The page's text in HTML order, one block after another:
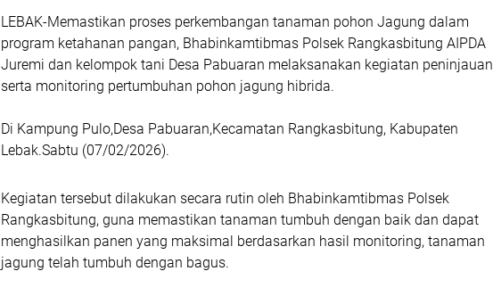
LEBAK-Memastikan proses perkembangan tanaman pohon Jagung dalam
program ketahanan pangan, Bhabinkamtibmas Polsek Rangkasbitung AIPDA
Juremi dan kelompok tani Desa Pabuaran melaksanakan kegiatan peninjauan
serta monitoring pertumbuhan pohon jagung hibrida.
Di Kampung Pulo,Desa Pabuaran,Kecamatan Rangkasbitung, Kabupaten
Lebak.Sabtu (07/02/2026).
Kegiatan tersebut dilakukan secara rutin oleh Bhabinkamtibmas Polsek
Rangkasbitung, guna memastikan tanaman tumbuh dengan baik dan dapat
menghasilkan panen yang maksimal berdasarkan hasil monitoring, tanaman
jagung telah tumbuh dengan bagus.